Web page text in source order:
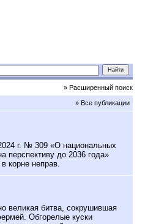
» Расширенный поиск
» Все публикации
г. № 309 «О национальных
перспективу до 2036 года»
корне неправ.
великая битва, сокрушившая
Обгорелые куски